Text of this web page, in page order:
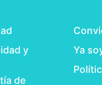
y
de
Ya